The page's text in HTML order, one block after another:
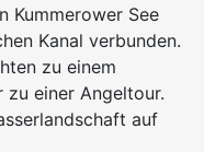
Kummerower See
Kanal verbunden.
zu einem
zu einer Angeltour.
auf